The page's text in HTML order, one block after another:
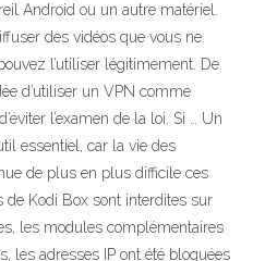
Android ou un autre matériel.
des vidéos que vous ne
l’utiliser légitimement. De
d’utiliser un VPN comme
l’examen de la loi. Si … Un
essentiel, car la vie des
de plus en plus difficile ces
de Kodi Box sont interdites sur
les modules complémentaires
les adresses IP ont été bloquées